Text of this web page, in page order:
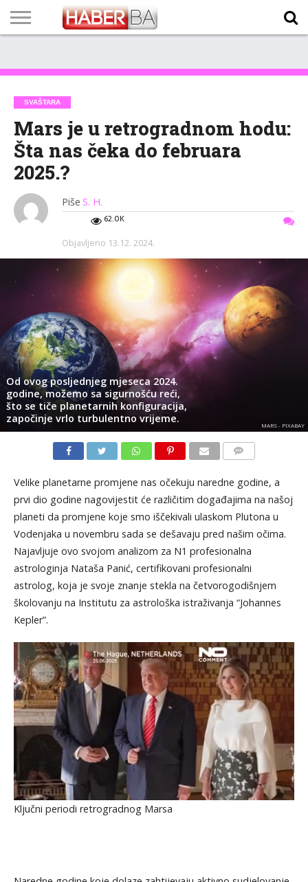
TECH
PROGRAM
PROGNOZA
PUTEVIMA
LISTA
NAMA
SVAŠTARA
Mars je u retrogradnom hodu:
Šta nas čeka do februara
2025.?
Piše S. H.
62.0K
Objavljeno 13.12. 2024.
Od ovog posljednjeg mjeseca 2024.
godine, možemo sa sigurnošću reći,
što se tiče planetarnih konfiguracija,
započinje vrlo turbulentno vrijeme.
MARS - PIXABAY
Velike planetarne promjene nas očekuju naredne godine, a
prvi dio godine nagovijestit će različitim događajima na našoj
planeti da promjene koje smo iščekivali ulaskom Plutona u
Vodenjaka u novembru sada se dešavaju pred našim očima.
Najavljuje ovo svojom analizom za N1 profesionalna
astrologinja Nataša Panić, certifikovani profesionalni
astrolog, koja je svoje znanje stekla na četvorogodišnjem
školovanju na Institutu za astrološka istraživanja “Johannes
Kepler”.
Ključni periodi retrogradnog Marsa